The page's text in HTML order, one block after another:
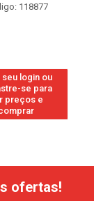
118877
seu login ou
se para
preços e
ofertas!